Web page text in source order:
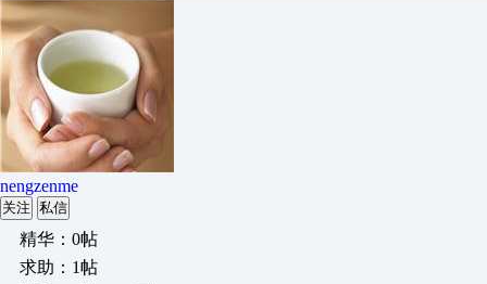
nengzenme
关注 私信
精华：0帖
求助：1帖